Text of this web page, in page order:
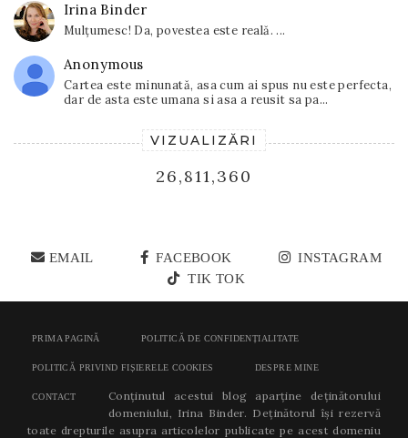
Irina Binder
Mulțumesc! Da, povestea este reală. ...
Anonymous
Cartea este minunată, asa cum ai spus nu este perfecta,
dar de asta este umana si asa a reusit sa pa...
VIZUALIZĂRI
26,811,360
EMAIL FACEBOOK
INSTAGRAM
TIK TOK
PRIMA PAGINĂ POLITICĂ DE CONFIDENȚIALITATE
POLITICĂ PRIVIND FIȘIERELE COOKIES DESPRE MINE
CONTACT
Conținutul acestui blog aparține deținătorului
domeniului, Irina Binder. Deținătorul își rezervă
toate drepturile asupra articolelor publicate pe acest domeniu